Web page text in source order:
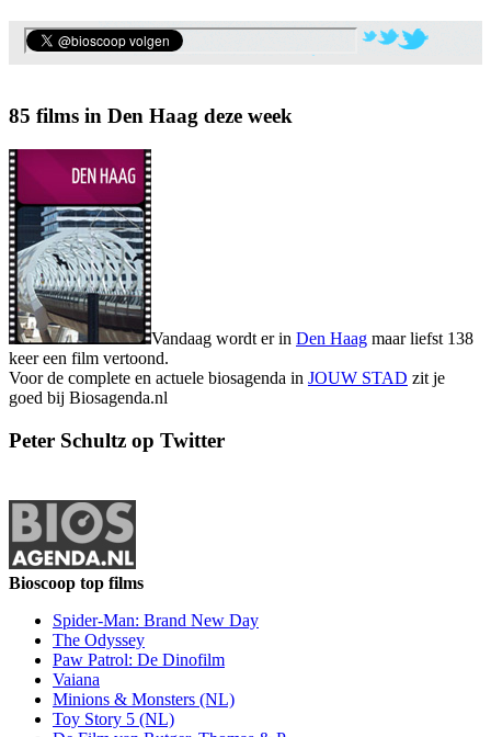
85 films in Den Haag deze week
Vandaag wordt er in Den Haag maar liefst 138
keer een film vertoond.
Voor de complete en actuele biosagenda in JOUW STAD zit je
goed bij Biosagenda.nl
Peter Schultz op Twitter
Bioscoop top films
Spider-Man: Brand New Day
The Odyssey
Paw Patrol: De Dinofilm
Vaiana
Minions & Monsters (NL)
Toy Story 5 (NL)